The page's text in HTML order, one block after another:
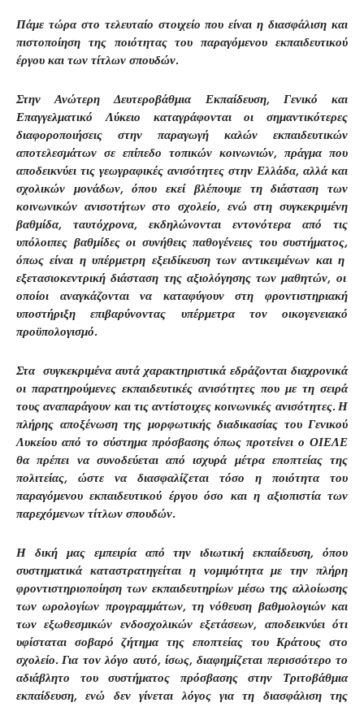
Πάμε τώρα στο τελευταίο στοιχείο που είναι η διασφάλιση και
πιστοποίηση της ποιότητας του παραγόμενου εκπαιδευτικού
έργου και των τίτλων σπουδών.
Στην Ανώτερη Δευτεροβάθμια Εκπαίδευση, Γενικό και
Επαγγελματικό Λύκειο καταγράφονται οι σημαντικότερες
διαφοροποιήσεις στην παραγωγή καλών εκπαιδευτικών
αποτελεσμάτων σε επίπεδο τοπικών κοινωνιών, πράγμα που
αποδεικνύει τις γεωγραφικές ανισότητες στην Ελλάδα, αλλά και
σχολικών μονάδων, όπου εκεί βλέπουμε τη διάσταση των
κοινωνικών ανισοτήτων στο σχολείο, ενώ στη συγκεκριμένη
βαθμίδα, ταυτόχρονα, εκδηλώνονται εντονότερα από τις
υπόλοιπες βαθμίδες οι συνήθεις παθογένειες του συστήματος,
όπως είναι η υπέρμετρη εξειδίκευση των αντικειμένων και η
εξετασιοκεντρική διάσταση της αξιολόγησης των μαθητών, οι
οποίοι αναγκάζονται να καταφύγουν στη φροντιστηριακή
υποστήριξη επιβαρύνοντας υπέρμετρα τον οικογενειακό
προϋπολογισμό.
Στα συγκεκριμένα αυτά χαρακτηριστικά εδράζονται διαχρονικά
οι παρατηρούμενες εκπαιδευτικές ανισότητες που με τη σειρά
τους αναπαράγουν και τις αντίστοιχες κοινωνικές ανισότητες. Η
πλήρης αποξένωση της μορφωτικής διαδικασίας του Γενικού
Λυκείου από το σύστημα πρόσβασης όπως προτείνει ο ΟΙΕΛΕ
θα πρέπει να συνοδεύεται από ισχυρά μέτρα εποπτείας της
πολιτείας, ώστε να διασφαλίζεται τόσο η ποιότητα του
παραγόμενου εκπαιδευτικού έργου όσο και η αξιοπιστία των
παρεχόμενων τίτλων σπουδών.
Η δική μας εμπειρία από την ιδιωτική εκπαίδευση, όπου
συστηματικά καταστρατηγείται η νομιμότητα με την πλήρη
φροντιστηριοποίηση των εκπαιδευτηρίων μέσω της αλλοίωσης
των ωρολογίων προγραμμάτων, τη νόθευση βαθμολογιών και
των εξωθεσμικών ενδοσχολικών εξετάσεων, αποδεικνύει ότι
υφίσταται σοβαρό ζήτημα της εποπτείας του Κράτους στο
σχολείο. Για τον λόγο αυτό, ίσως, διαφημίζεται περισσότερο το
αδιάβλητο του συστήματος πρόσβασης στην Τριτοβάθμια
εκπαίδευση, ενώ δεν γίνεται λόγος για τη διασφάλιση της